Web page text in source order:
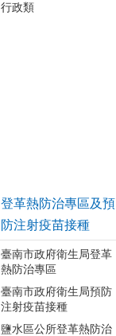
行政類
登革熱防治專區及預
防注射疫苗接種
臺南市政府衛生局登革
熱防治專區
臺南市政府衛生局預防
注射疫苗接種
鹽水區公所登革熱防治